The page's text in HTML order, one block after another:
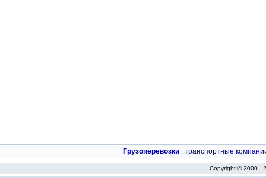
Грузоперевозки : транспортные
Copyright © 2000 -